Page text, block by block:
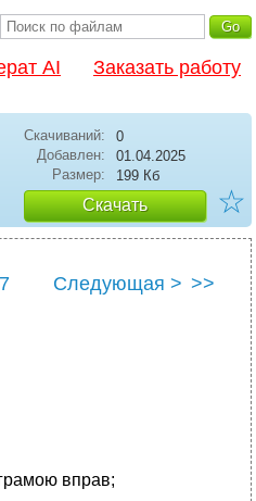
AI Заказать работу
Скачиваний:
0
Добавлен:
01.04.2025
Размер:
199 Кб
Скачать ☆
Следующая > >>
вправ;